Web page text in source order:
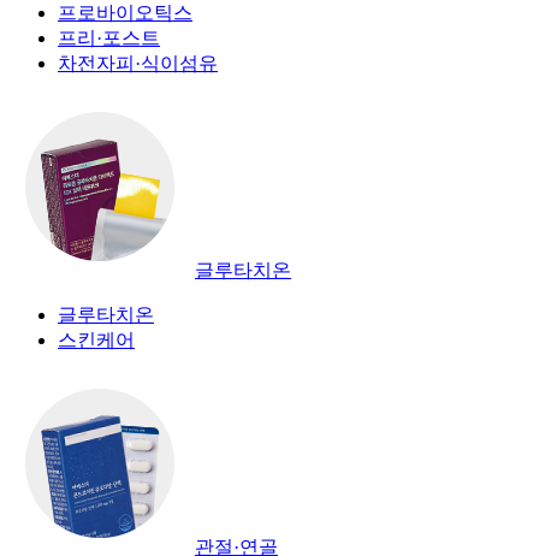
프로바이오틱스
프리·포스트
차전자피·식이섬유
글루타치온
글루타치온
스킨케어
관절·연골